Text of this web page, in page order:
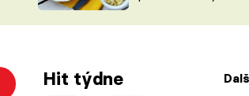
ŠÉFREDAKTORKY
Hit týdne